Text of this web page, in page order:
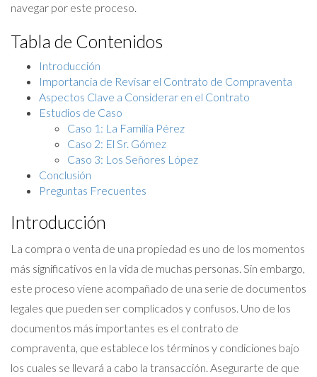
navegar por este proceso.
Tabla de Contenidos
Introducción
Importancia de Revisar el Contrato de Compraventa
Aspectos Clave a Considerar en el Contrato
Estudios de Caso
Caso 1: La Familia Pérez
Caso 2: El Sr. Gómez
Caso 3: Los Señores López
Conclusión
Preguntas Frecuentes
Introducción
La compra o venta de una propiedad es uno de los momentos
más significativos en la vida de muchas personas. Sin embargo,
este proceso viene acompañado de una serie de documentos
legales que pueden ser complicados y confusos. Uno de los
documentos más importantes es el contrato de
compraventa, que establece los términos y condiciones bajo
los cuales se llevará a cabo la transacción. Asegurarte de que